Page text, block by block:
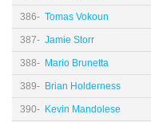
386- Tomas Vokoun
387- Jamie Storr
388- Mario Brunetta
389- Brian Holderness
390- Kevin Mandolese